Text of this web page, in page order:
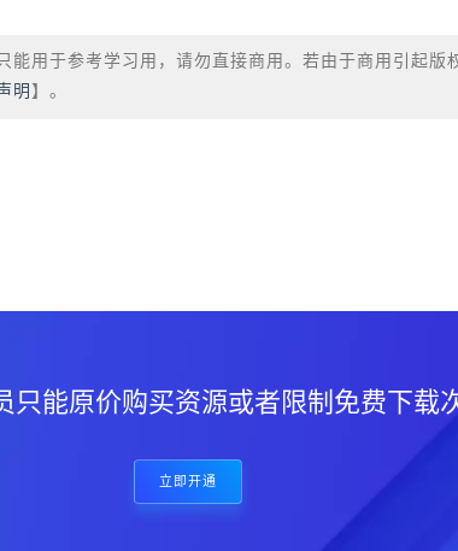
用于参考学习用，请勿直接商用。若由于商用引起版
明 】。
能原价购买资源或者限制免费下载
立即开通